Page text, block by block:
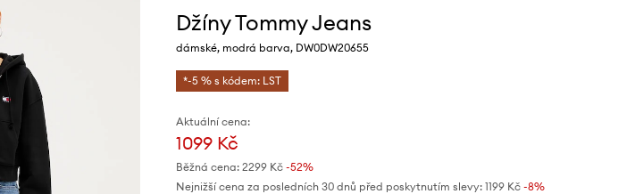
Džíny Tommy Jeans
dámské, modrá barva, DW0DW20655
*-5 % s kódem: LST
Aktuální cena:
1099 Kč
Běžná cena: 2299 Kč-52%
Nejnižší cena za posledních 30 dnů před poskytnutím slevy: 1199 Kč -8%